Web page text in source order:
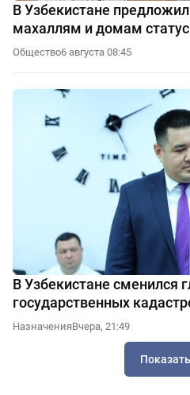
В Узбекистане
махаллям и домам
Общество6 августа 08:45
В Узбекистане сменился
государственных
НазначенияВчера, 21:49